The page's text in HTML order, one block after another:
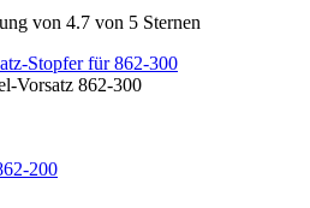
von 4.7 von 5 Sternen
Stopfer für 862-300
Vorsatz 862-300